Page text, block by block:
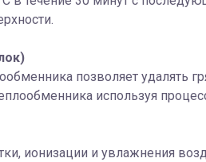
позволяет удалять
используя
ионизации и увлажнения